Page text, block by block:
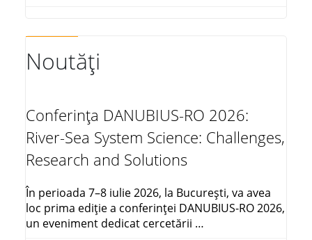
Noutăți
Conferința DANUBIUS-RO 2026:
River-Sea System Science: Challenges,
Research and Solutions
În perioada 7–8 iulie 2026, la București, va avea
loc prima ediție a conferinței DANUBIUS-RO 2026,
un eveniment dedicat cercetării …